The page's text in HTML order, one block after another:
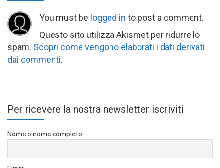
You must be logged in to post a comment.
Questo sito utilizza Akismet per ridurre lo
spam. Scopri come vengono elaborati i dati derivati
dai commenti.
Per ricevere la nostra newsletter iscriviti
Nome o nome completo